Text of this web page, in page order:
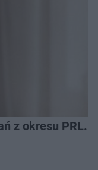
z okresu PRL.